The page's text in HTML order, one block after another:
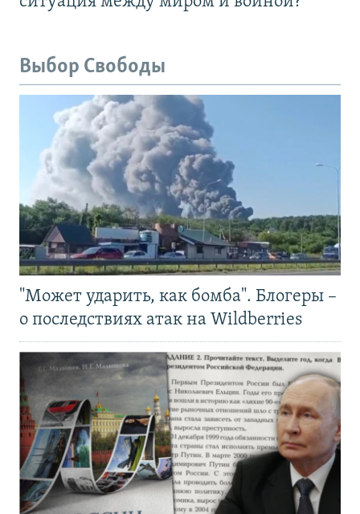
Выбор Свободы
"Может ударить, как бомба". Блогеры –
о последствиях атак на Wildberries